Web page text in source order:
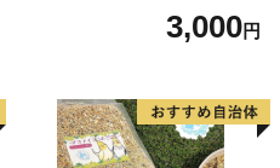
3,000円